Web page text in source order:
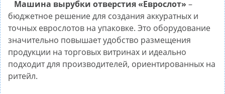
Машина вырубки отверстия «Еврослот» –
бюджетное решение для создания аккуратных и
точных еврослотов на упаковке. Это оборудование
значительно повышает удобство размещения
продукции на торговых витринах и идеально
подходит для производителей, ориентированных на
ритейл.